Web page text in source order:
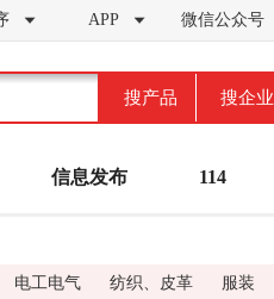
 APP  微信公众号
搜产品 搜企业
信息发布 114
电工电气 纺织、皮革 服装